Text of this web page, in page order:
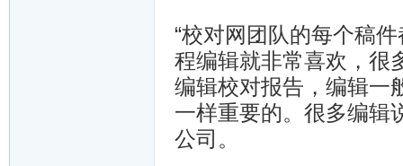
“校对网团队的每个稿
程编辑就非常喜欢，很
编辑校对报告，编辑一
一样重要的。很多编辑
公司。